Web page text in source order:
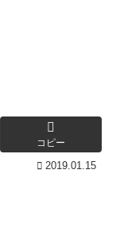
コピー
2019.01.15